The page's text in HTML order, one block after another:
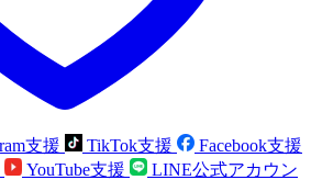
支援 TikTok支援
Facebook支援
YouTube支援
LINE公式アカウン